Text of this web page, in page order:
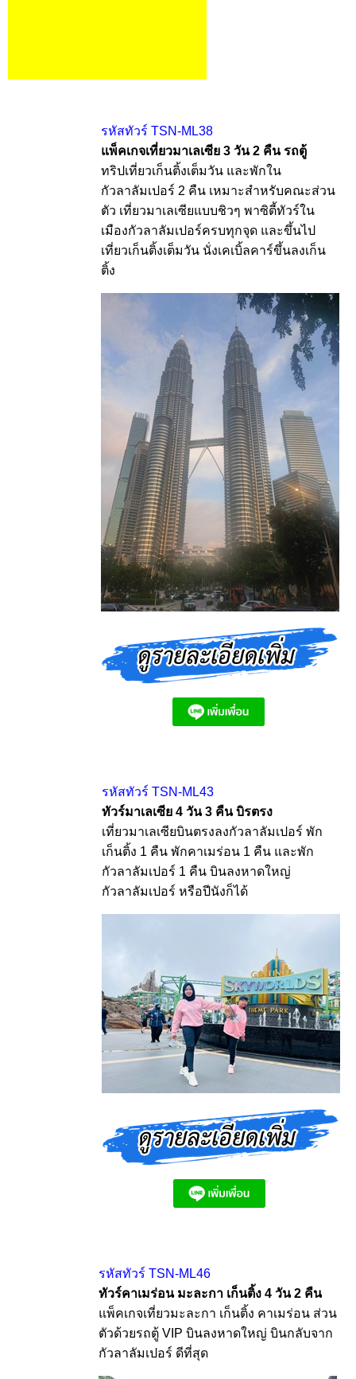
รหัสทัวร์ TSN-ML38
แพ็คเกจเที่ยวมาเลเซีย 3 วัน 2 คืน รถตู้
ทริปเที่ยวเก็นติ้งเต็มวัน และพักใน
กัวลาลัมเปอร์ 2 คืน เหมาะสำหรับคณะส่วน
ตัว เที่ยวมาเลเซียแบบชิวๆ พาซิตี้ทัวร์ใน
เมืองกัวลาลัมเปอร์ครบทุกจุด และขึ้นไป
เที่ยวเก็นติ้งเต็มวัน นั่งเคเบิ้ลคาร์ขึ้นลงเก็น
ติ้ง
รหัสทัวร์ TSN-ML43
ทัวร์มาเลเซีย 4 วัน 3 คืน บิรตรง
เที่ยวมาเลเซียบินตรงลงกัวลาลัมเปอร์ พัก
เก็นติ้ง 1 คืน พักคาเมร่อน 1 คืน และพัก
กัวลาลัมเปอร์ 1 คืน บินลงหาดใหญ่
กัวลาลัมเปอร์ หรือปีนังก็ได้
รหัสทัวร์ TSN-ML46
ทัวร์คาเมร่อน มะละกา เก็นติ้ง 4 วัน 2 คืน
แพ็คเกจเที่ยวมะละกา เก็นติ้ง คาเมร่อน ส่วน
ตัวด้วยรถตู้ VIP บินลงหาดใหญ่ บินกลับจาก
กัวลาลัมเปอร์ ดีที่สุด